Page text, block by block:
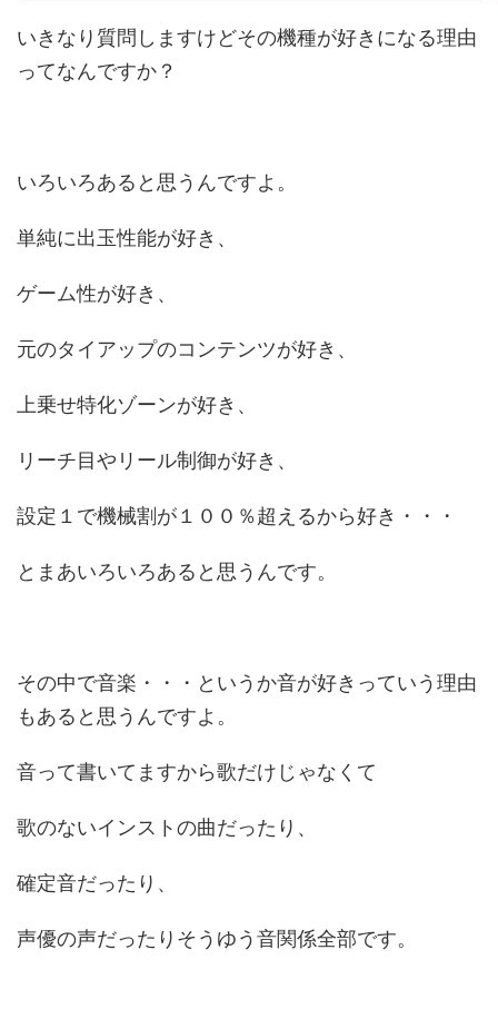
いきなり質問しますけどその機種が好きになる理由
ってなんですか？
いろいろあると思うんですよ。
単純に出玉性能が好き、
ゲーム性が好き、
元のタイアップのコンテンツが好き、
上乗せ特化ゾーンが好き、
リーチ目やリール制御が好き、
設定１で機械割が１００％超えるから好き・・・
とまあいろいろあると思うんです。
その中で音楽・・・というか音が好きっていう理由
もあると思うんですよ。
音って書いてますから歌だけじゃなくて
歌のないインストの曲だったり、
確定音だったり、
声優の声だったりそうゆう音関係全部です。